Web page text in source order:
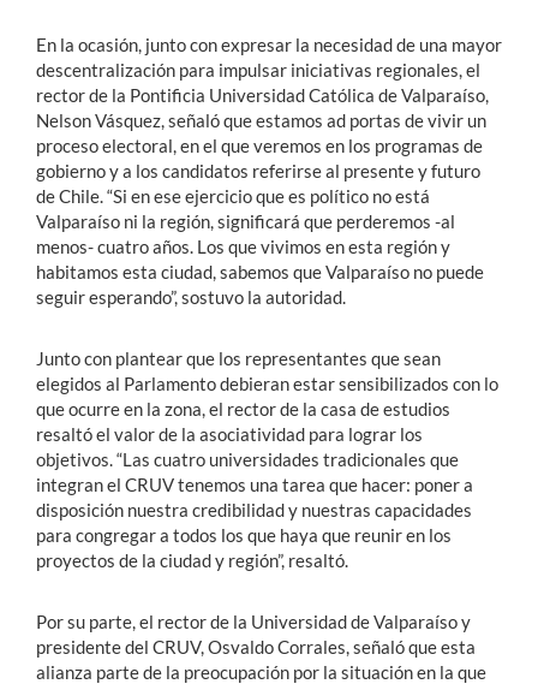
En la ocasión, junto con expresar la necesidad de una mayor
descentralización para impulsar iniciativas regionales, el
rector de la Pontificia Universidad Católica de Valparaíso,
Nelson Vásquez, señaló que estamos ad portas de vivir un
proceso electoral, en el que veremos en los programas de
gobierno y a los candidatos referirse al presente y futuro
de Chile. “Si en ese ejercicio que es político no está
Valparaíso ni la región, significará que perderemos -al
menos- cuatro años. Los que vivimos en esta región y
habitamos esta ciudad, sabemos que Valparaíso no puede
seguir esperando”, sostuvo la autoridad.
Junto con plantear que los representantes que sean
elegidos al Parlamento debieran estar sensibilizados con lo
que ocurre en la zona, el rector de la casa de estudios
resaltó el valor de la asociatividad para lograr los
objetivos. “Las cuatro universidades tradicionales que
integran el CRUV tenemos una tarea que hacer: poner a
disposición nuestra credibilidad y nuestras capacidades
para congregar a todos los que haya que reunir en los
proyectos de la ciudad y región”, resaltó.
Por su parte, el rector de la Universidad de Valparaíso y
presidente del CRUV, Osvaldo Corrales, señaló que esta
alianza parte de la preocupación por la situación en la que